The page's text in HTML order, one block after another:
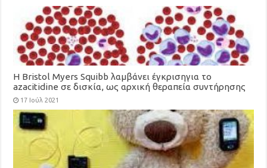
Η Bristol Myers Squibb λαμβάνει έγκρισηγια το
azacitidine σε δισκία, ως αρχική θεραπεία συντήρησης
για ενήλικες με οξεία μυελογενή λευχαιμία
17 Ιούλ 2021